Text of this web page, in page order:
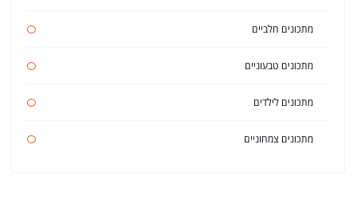
מתכונים חלביים
מתכונים טבעוניים
מתכונים לילדים
מתכונים צמחוניים